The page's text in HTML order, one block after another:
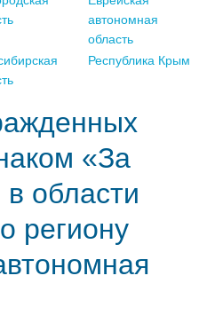
автономная
область
Республика Крым
«За
области
региону